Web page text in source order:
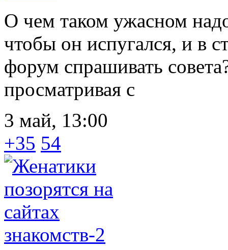
О чем таком ужасном
чтобы он испугался, и в
форум спрашивать
просматривая с
3 май, 13:00
+35 54